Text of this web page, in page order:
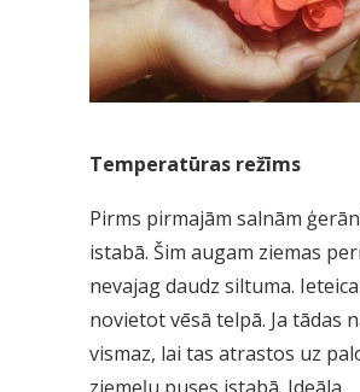
Temperatūras režīms
Pirms pirmajām salnām
istabā. Šim augam ziemas
nevajag daudz siltuma.
novietot vēsā telpā. Ja tādas
vismaz, lai tas atrastos uz
ziemeļu puses istabā. Ideāla